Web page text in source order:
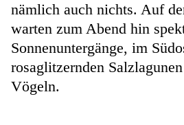
nämlich auch nichts. Auf
warten zum Abend hin
Sonnenuntergänge, im
rosaglitzernden
Vögeln.